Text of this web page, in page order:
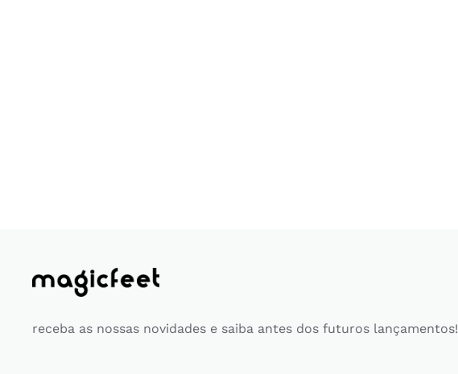
receba as nossas novidades e saiba antes dos futuros lançamentos!